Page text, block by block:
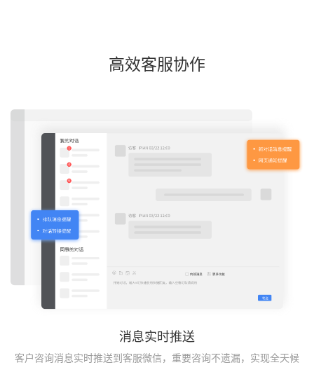
高效客服协作
消息实时推送
客户咨询消息实时推送到客服微信，重要咨询不遗漏，实现全天候